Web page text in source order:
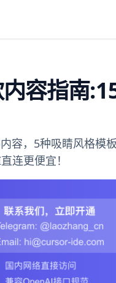
容指南
容，5种吸睛风格模
连更便宜！